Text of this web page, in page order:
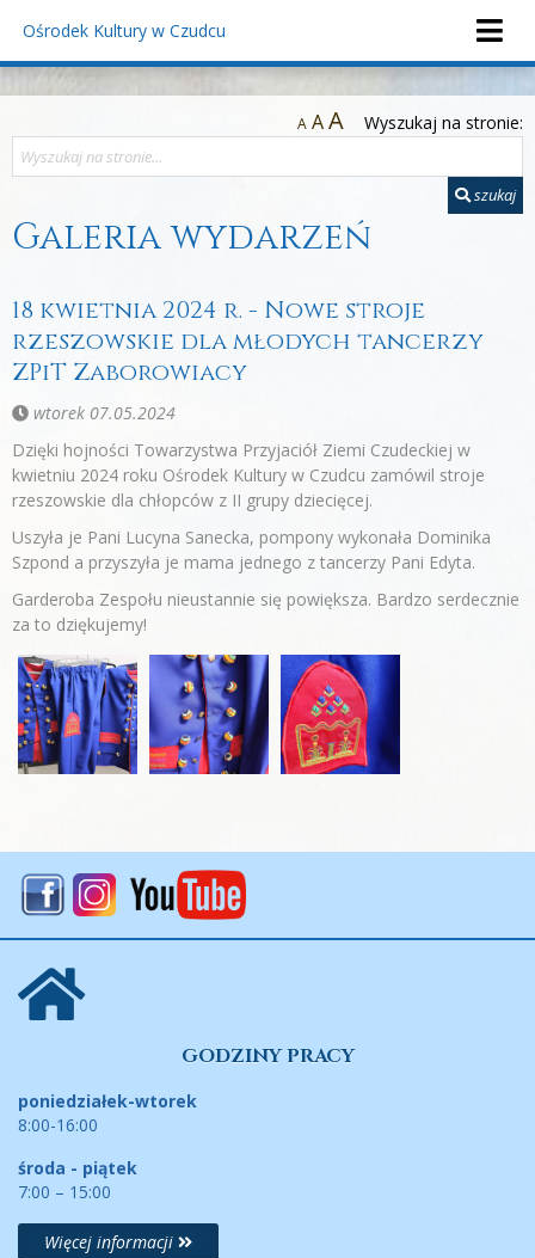
Ośrodek Kultury w Czudcu
GODZINY PRACY
poniedziałek-wtorek
8:00-16:00
środa - piątek
7:00 – 15:00
Więcej informacji
A AA Wyszukaj na stronie:
szukaj
Galeria wydarzeń
18 kwietnia 2024 r. - Nowe stroje
rzeszowskie dla młodych tancerzy
ZPiT Zaborowiacy
wtorek 07.05.2024
Dzięki hojności Towarzystwa Przyjaciół Ziemi Czudeckiej w
kwietniu 2024 roku Ośrodek Kultury w Czudcu zamówil stroje
rzeszowskie dla chłopców z II grupy dziecięcej.
Uszyła je Pani Lucyna Sanecka, pompony wykonała Dominika
Szpond a przyszyła je mama jednego z tancerzy Pani Edyta.
Garderoba Zespołu nieustannie się powiększa. Bardzo serdecznie
za to dziękujemy!